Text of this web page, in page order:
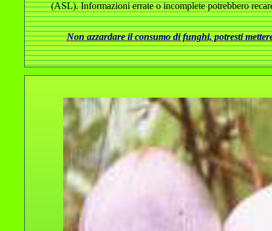
(ASL). Informazioni errate o incomplete potrebbero
Non azzardare il consumo di funghi, potresti